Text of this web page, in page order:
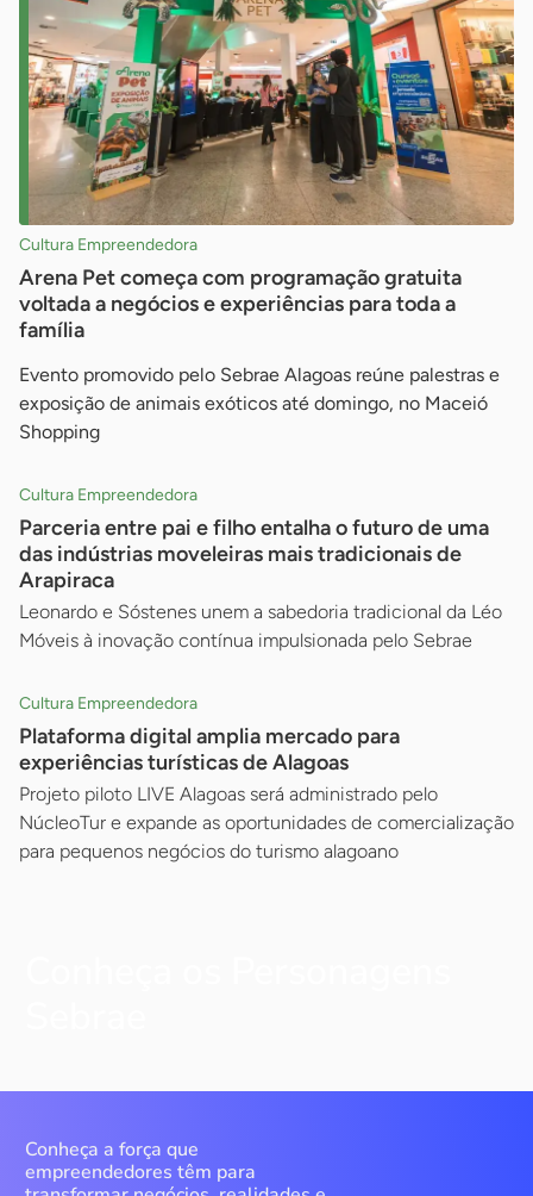
Cultura Empreendedora
Arena Pet começa com programação gratuita
voltada a negócios e experiências para toda a
família
Evento promovido pelo Sebrae Alagoas reúne palestras e
exposição de animais exóticos até domingo, no Maceió
Shopping
Cultura Empreendedora
Parceria entre pai e filho entalha o futuro de uma
das indústrias moveleiras mais tradicionais de
Arapiraca
Leonardo e Sóstenes unem a sabedoria tradicional da Léo
Móveis à inovação contínua impulsionada pelo Sebrae
Cultura Empreendedora
Plataforma digital amplia mercado para
experiências turísticas de Alagoas
Projeto piloto LIVE Alagoas será administrado pelo
NúcleoTur e expande as oportunidades de comercialização
para pequenos negócios do turismo alagoano
Conheça a força que
empreendedores têm para